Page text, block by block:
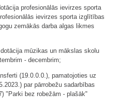
profesionālās ievirzes sporta
ievirzes sporta izglītības
zemākās darba algas likmes
mūzikas un mākslas skolu
- decembrim;
(19.0.0.0.), pamatojoties uz
par pārrobežu sadarbības
"Parki bez robežām - plašāk"